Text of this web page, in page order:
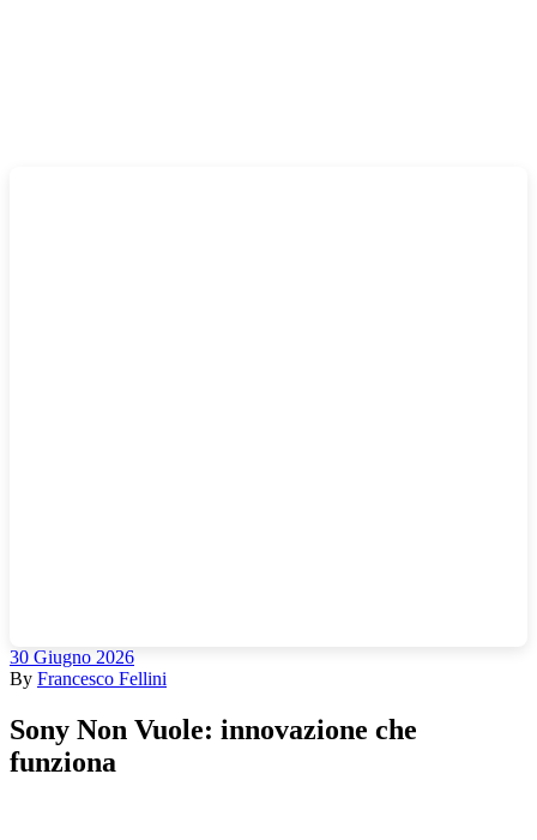
30 Giugno 2026
By Francesco Fellini
Sony Non Vuole: innovazione che
funziona